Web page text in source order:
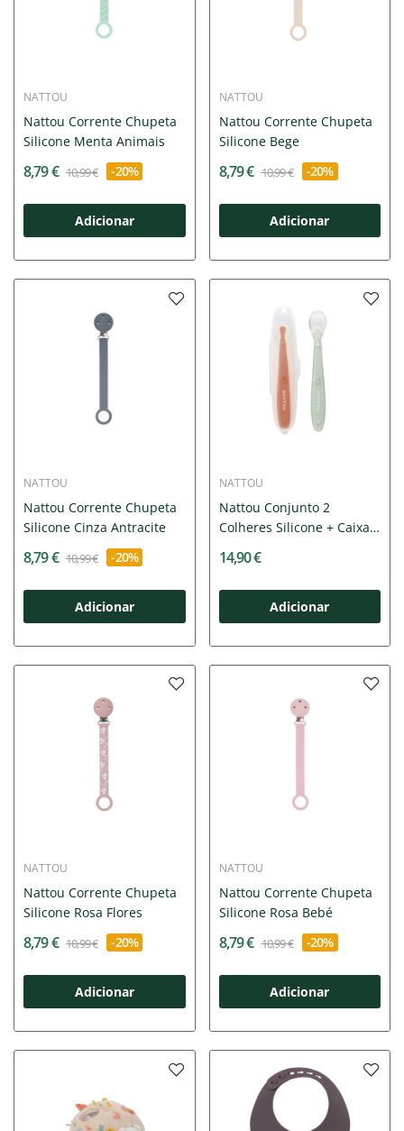
NATTOU
Nattou Corrente Chupeta
Silicone Menta Animais
8,79 € 10,99 € -20%
Adicionar
NATTOU
Nattou Corrente Chupeta
Silicone Bege
8,79 € 10,99 € -20%
Adicionar
NATTOU
Nattou Corrente Chupeta
Silicone Cinza Antracite
8,79 € 10,99 € -20%
Adicionar
NATTOU
Nattou Conjunto 2
Colheres Silicone + Caixa
14,90 €
Adicionar
NATTOU
Nattou Corrente Chupeta
Silicone Rosa Flores
8,79 € 10,99 € -20%
Adicionar
NATTOU
Nattou Corrente Chupeta
Silicone Rosa Bebé
8,79 € 10,99 € -20%
Adicionar